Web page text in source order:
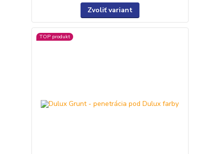
Zvoliť variant
TOP produkt